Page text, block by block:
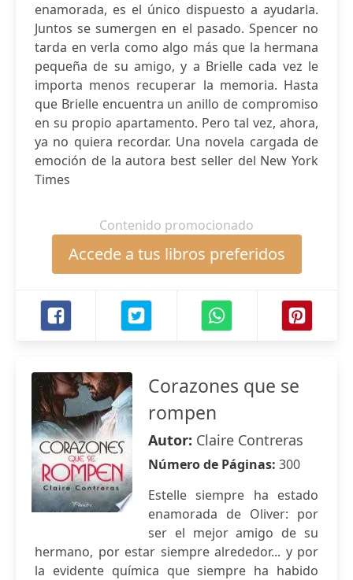
enamorada, es el único dispuesto a ayudarla.
Juntos se sumergen en el pasado. Spencer no
tarda en verla como algo más que la hermana
pequeña de su amigo, y a Brielle cada vez le
importa menos recuperar la memoria. Hasta
que Brielle encuentra un anillo de compromiso
en su propio apartamento. Pero tal vez, ahora,
ya no quiera recordar. Una novela cargada de
emoción de la autora best seller del New York
Times
Contenido promocionado
Accede a tus libros preferidos
Corazones que se
rompen
Autor: Claire Contreras
Número de Páginas: 300
Estelle siempre ha estado
enamorada de Oliver: por
ser el mejor amigo de su
hermano, por estar siempre alrededor... y por
la evidente química que siempre ha habido